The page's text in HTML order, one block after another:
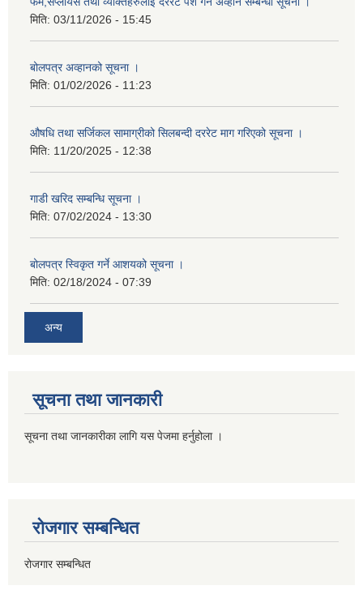
मिति: 03/11/2026 - 15:45
बोलपत्र अव्हानको सूचना ।
मिति: 01/02/2026 - 11:23
औषधि तथा सर्जिकल सामाग्रीको सिलबन्दी दररेट माग गरिएको सूचना ।
मिति: 11/20/2025 - 12:38
गाडी खरिद सम्बन्धि सूचना ।
मिति: 07/02/2024 - 13:30
बोलपत्र स्विकृत गर्ने आशयको सूचना ।
मिति: 02/18/2024 - 07:39
अन्य
सूचना तथा जानकारी
सूचना तथा जानकारीका लागि यस पेजमा हर्नुहोला ।
रोजगार सम्बन्धित
रोजगार सम्बन्धित